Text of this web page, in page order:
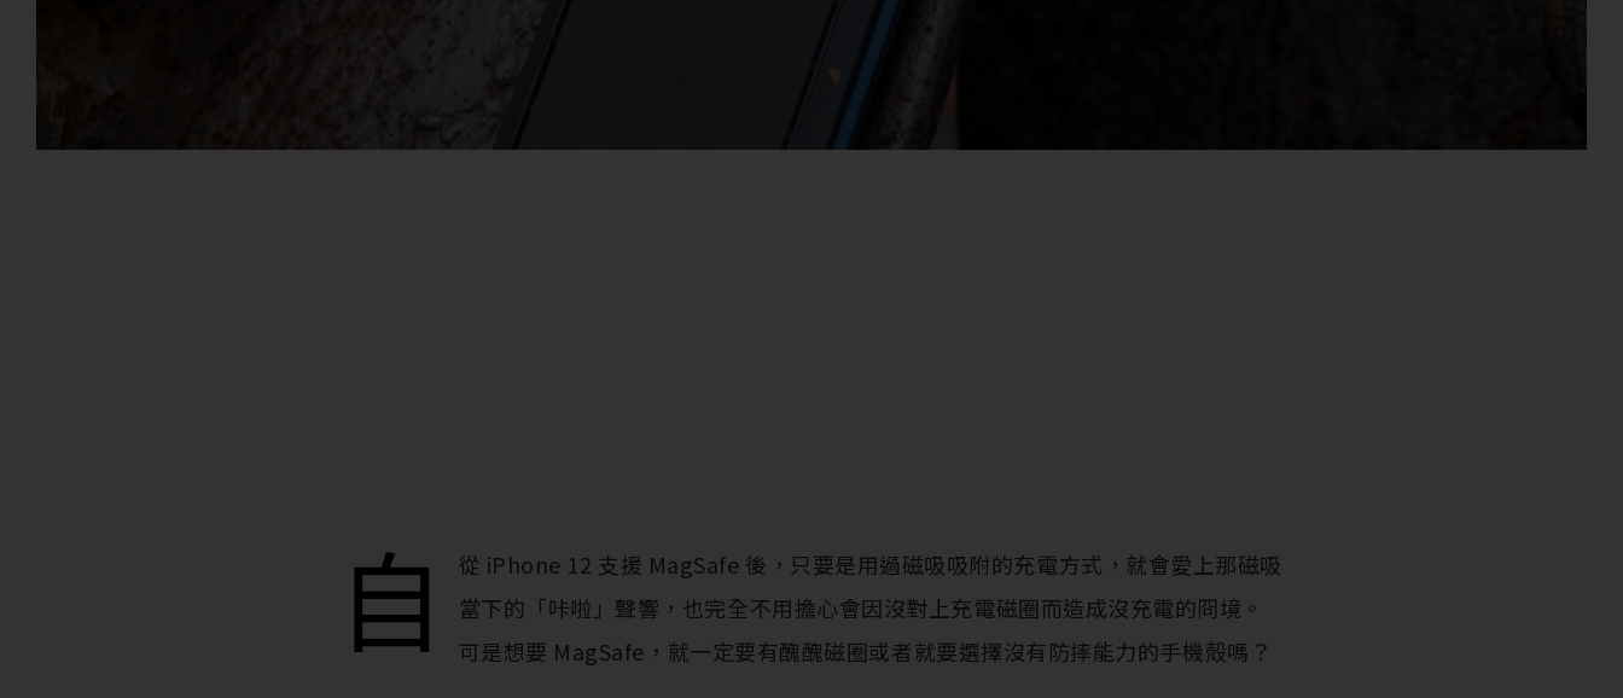
自
從 iPhone 12 支援 MagSafe 後，只要是用過磁吸吸附的充電方式，就會愛上那磁吸
當下的「咔啦」聲響，也完全不用擔心會因沒對上充電磁圈而造成沒充電的冏境。
可是想要 MagSafe，就一定要有醜醜磁圈或者就要選擇沒有防摔能力的手機殻嗎？